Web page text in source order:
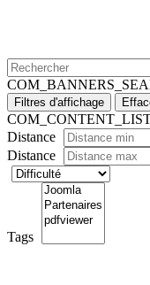
Filtres d'affichage
Distance
Distance
Tags